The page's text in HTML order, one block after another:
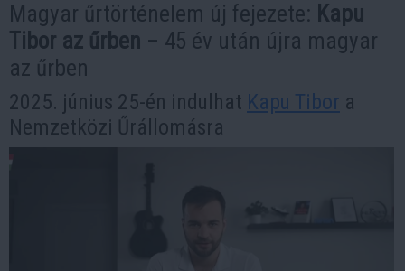
Magyar űrtörténelem új fejezete: Kapu
Tibor az űrben – 45 év után újra magyar
az űrben
2025. június 25-én indulhat Kapu Tibor a
Nemzetközi Űrállomásra